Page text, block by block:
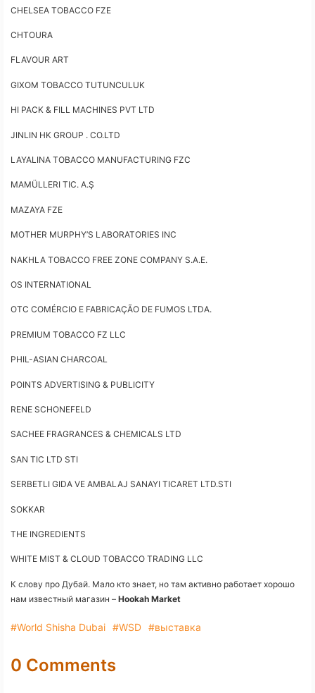
CHELSEA TOBACCO FZE
CHTOURA
FLAVOUR ART
GIXOM TOBACCO TUTUNCULUK
HI PACK & FILL MACHINES PVT LTD
JINLIN HK GROUP . CO.LTD
LAYALINA TOBACCO MANUFACTURING FZC
MAMÜLLERI TIC. A.Ş
MAZAYA FZE
MOTHER MURPHY’S LABORATORIES INC
NAKHLA TOBACCO FREE ZONE COMPANY S.A.E.
OS INTERNATIONAL
OTC COMÉRCIO E FABRICAÇÃO DE FUMOS LTDA.
PREMIUM TOBACCO FZ LLC
PHIL-ASIAN CHARCOAL
POINTS ADVERTISING & PUBLICITY
RENE SCHONEFELD
SACHEE FRAGRANCES & CHEMICALS LTD
SAN TIC LTD STI
SERBETLI GIDA VE AMBALAJ SANAYI TICARET LTD.STI
SOKKAR
THE INGREDIENTS
WHITE MIST & CLOUD TOBACCO TRADING LLC
К слову про Дубай. Мало кто знает, но там активно работает хорошо
нам известный магазин – Hookah Market
#World Shisha Dubai #WSD #выставка
0 Comments